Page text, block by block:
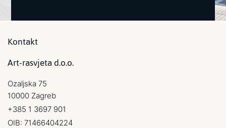
Kontakt
Art-rasvjeta d.o.o.
Ozaljska 75
10000 Zagreb
+385 1 3697 901
OIB: 71466404224